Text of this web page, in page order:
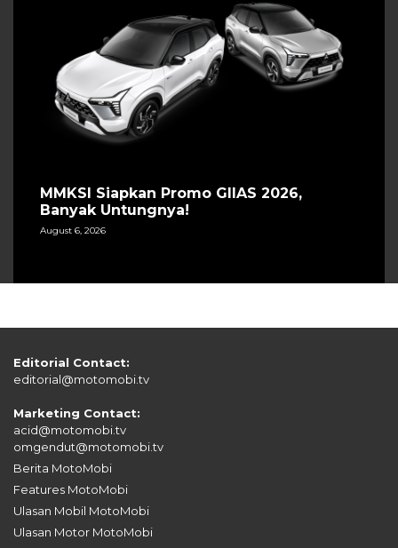
MMKSI Siapkan Promo GIIAS 2026,
Banyak Untungnya!
August 6, 2026
Editorial Contact:
editorial@motomobi.tv
Marketing Contact:
acid@motomobi.tv
omgendut@motomobi.tv
Berita MotoMobi
Features MotoMobi
Ulasan Mobil MotoMobi
Ulasan Motor MotoMobi